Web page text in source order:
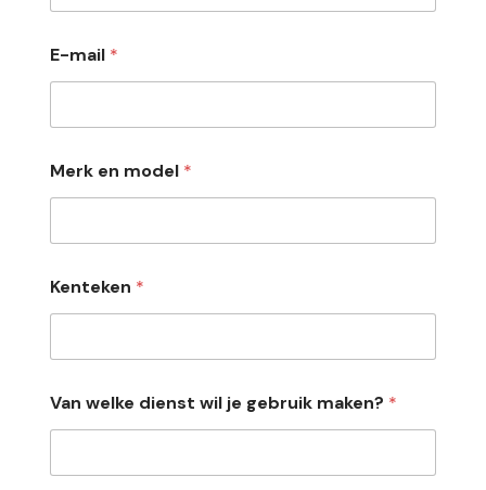
E-mail *
Merk en model *
Kenteken *
Van welke dienst wil je gebruik maken? *